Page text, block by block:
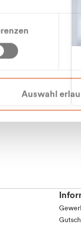
Auswahl
MwSt.)